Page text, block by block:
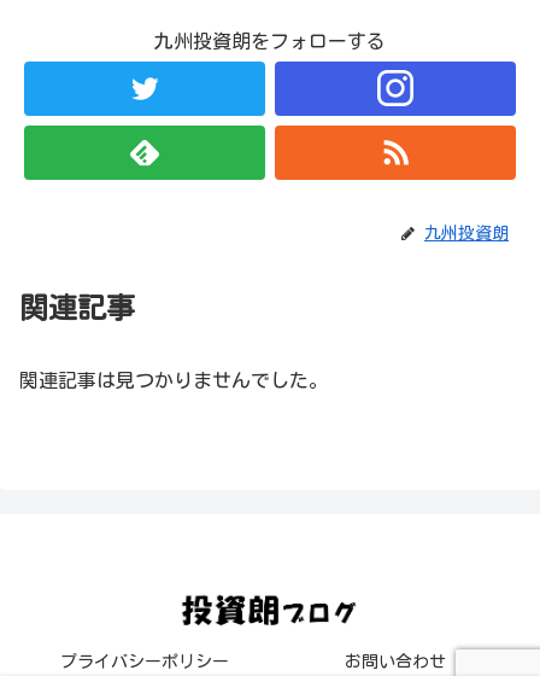
九州投資朗をフォローする
九州投資朗
関連記事
関連記事は見つかりませんでした。
プライバシーポリシー お問い合わせ